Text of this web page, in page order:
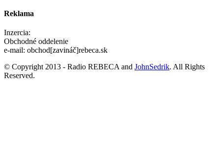
Reklama
Inzercia:
Obchodné oddelenie
e-mail: obchod[zavináč]rebeca.sk
© Copyright 2013 - Radio REBECA and JohnSedrik. All Rights
Reserved.